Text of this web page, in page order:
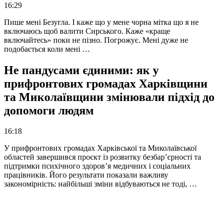
16:29
Пише мені Безугла. І каже що у мене чорна мітка що я не
включаюсь щоб валити Сирського. Каже «краще
включайтесь» поки не пізно. Погрожує. Мені дуже не
подобається коли мені …
Не пандусами єдиними: як у
прифронтових громадах Харківщини
та Миколаївщини змінювали підхід до
допомоги людям
16:18
У прифронтових громадах Харківської та Миколаївської
областей завершився проєкт із розвитку безбар’єрності та
підтримки психічного здоров’я медичних і соціальних
працівників. Його результати показали важливу
закономірність: найбільші зміни відбуваються не тоді, …